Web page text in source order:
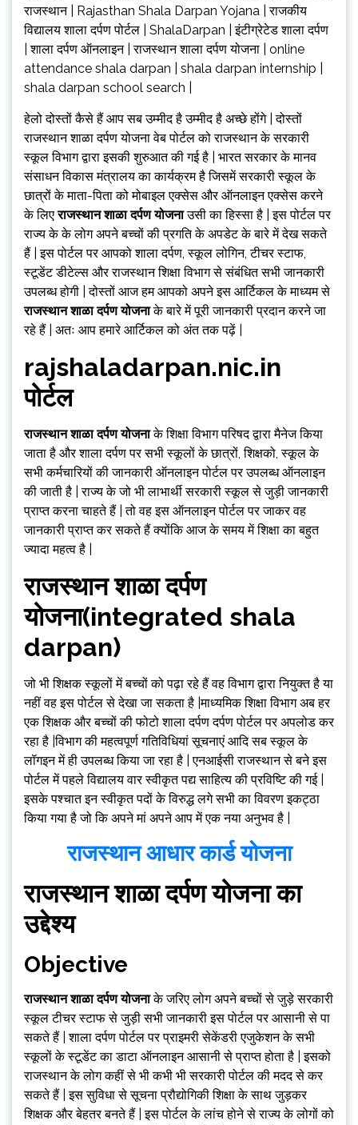
राजस्थान | Rajasthan Shala Darpan Yojana | राजकीय
विद्यालय शाला दर्पण पोर्टल | ShalaDarpan | इंटीग्रेटेड शाला दर्पण
| शाला दर्पण ऑनलाइन | राजस्थान शाला दर्पण योजना | online
attendance shala darpan | shala darpan internship |
shala darpan school search |
हेलो दोस्तों कैसे हैं आप सब उम्मीद है उम्मीद है अच्छे होंगे | दोस्तों
राजस्थान शाळा दर्पण योजना वेब पोर्टल को राजस्थान के सरकारी
स्कूल विभाग द्वारा इसकी शुरुआत की गई है | भारत सरकार के मानव
संसाधन विकास मंत्रालय का कार्यक्रम है जिसमें सरकारी स्कूल के
छात्रों के माता-पिता को मोबाइल एक्सेस और ऑनलाइन एक्सेस करने
के लिएराजस्थान शाळा दर्पण योजनाउसी का हिस्सा है | इस पोर्टल पर
राज्य के के लोग अपने बच्चों की प्रगति के अपडेट के बारे में देख सकते
हैं | इस पोर्टल पर आपको शाला दर्पण, स्कूल लोगिन, टीचर स्टाफ,
स्टूडेंट डीटेल्स और राजस्थान शिक्षा विभाग से संबंधित सभी जानकारी
उपलब्ध होगी | दोस्तों आज हम आपको अपने इस आर्टिकल के माध्यम से
राजस्थान शाळा दर्पण योजनाके बारे में पूरी जानकारी प्रदान करने जा
रहे हैं | अतः आप हमारे आर्टिकल को अंत तक पढ़ें |
rajshaladarpan.nic.in
पोर्टल
राजस्थान शाळा दर्पण योजनाके शिक्षा विभाग परिषद द्वारा मैनेज किया
जाता है और शाला दर्पण पर सभी स्कूलों के छात्रों, शिक्षको, स्कूल के
सभी कर्मचारियों की जानकारी ऑनलाइन पोर्टल पर उपलब्ध ऑनलाइन
की जाती है | राज्य के जो भी लाभार्थी सरकारी स्कूल से जुड़ी जानकारी
प्राप्त करना चाहते हैं | तो वह इस ऑनलाइन पोर्टल पर जाकर वह
जानकारी प्राप्त कर सकते हैं क्योंकि आज के समय में शिक्षा का बहुत
ज्यादा महत्व है |
राजस्थान शाळा दर्पण
योजना(integrated shala
darpan)
जो भी शिक्षक स्कूलों में बच्चों को पढ़ा रहे हैं वह विभाग द्वारा नियुक्त है या
नहीं वह इस पोर्टल से देखा जा सकता है |माध्यमिक शिक्षा विभाग अब हर
एक शिक्षक और बच्चों की फोटो शाला दर्पण दर्पण पोर्टल पर अपलोड कर
रहा है |विभाग की महत्वपूर्ण गतिविधियां सूचनाएं आदि सब स्कूल के
लॉगइन में ही उपलब्ध किया जा रहा है | एनआईसी राजस्थान से बने इस
पोर्टल में पहले विद्यालय वार स्वीकृत पद्य साहित्य की प्रविष्टि की गई |
इसके पश्चात इन स्वीकृत पदों के विरुद्ध लगे सभी का विवरण इकट्ठा
किया गया है जो कि अपने मां अपने आप में एक नया अनुभव है |
राजस्थान आधार कार्ड योजना
राजस्थान शाळा दर्पण योजना का
उद्देश्य
Objective
राजस्थान शाळा दर्पण योजनाके जरिए लोग अपने बच्चों से जुड़े सरकारी
स्कूल टीचर स्टाफ से जुड़ी सभी जानकारी इस पोर्टल पर आसानी से पा
सकते हैं | शाला दर्पण पोर्टल पर प्राइमरी सेकेंडरी एजुकेशन के सभी
स्कूलों के स्टूडेंट का डाटा ऑनलाइन आसानी से प्राप्त होता है | इसको
राजस्थान के लोग कहीं से भी कभी भी सरकारी पोर्टल की मदद से कर
सकते हैं | इस सुविधा से सूचना प्रौद्योगिकी शिक्षा के साथ जुड़कर
शिक्षक और बेहतर बनते हैं | इस पोर्टल के लांच होने से राज्य के लोगों को